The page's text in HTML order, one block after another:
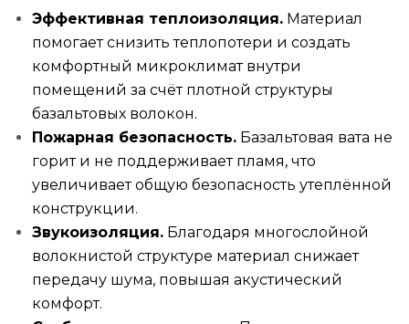
Эффективная теплоизоляция. Материал
помогает снизить теплопотери и создать
комфортный микроклимат внутри
помещений за счёт плотной структуры
базальтовых волокон.
Пожарная безопасность. Базальтовая вата не
горит и не поддерживает пламя, что
увеличивает общую безопасность утеплённой
конструкции.
Звукоизоляция. Благодаря многослойной
волокнистой структуре материал снижает
передачу шума, повышая акустический
комфорт.